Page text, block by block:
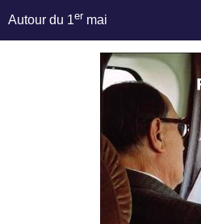
Autour du 1er mai